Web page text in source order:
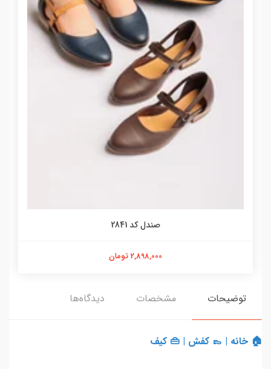
صندل کد 2841
2,898,000 تومان
توضیحات مشخصات دیدگاه‌ها
🏠 خانه | 👞 کفش | 👜 کیف